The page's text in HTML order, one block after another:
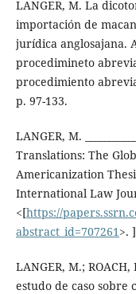
LANGER, M. La
importación de
jurídica anglosajana.
procedimineto
procedimiento
p. 97-133.
LANGER, M.
Translations: The
Americanization
International Law
<[https://
abstract_id=707261 >.
LANGER, M.;
estudo de caso sobre